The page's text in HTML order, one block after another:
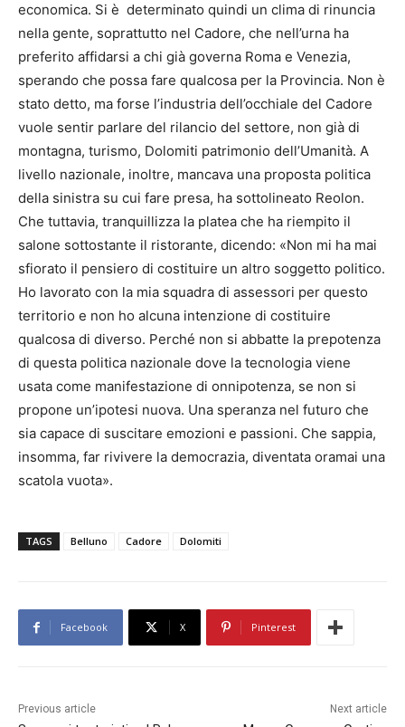
economica. Si è determinato quindi un clima di rinuncia
nella gente, soprattutto nel Cadore, che nell’urna ha
preferito affidarsi a chi già governa Roma e Venezia,
sperando che possa fare qualcosa per la Provincia. Non è
stato detto, ma forse l’industria dell’occhiale del Cadore
vuole sentir parlare del rilancio del settore, non già di
montagna, turismo, Dolomiti patrimonio dell’Umanità. A
livello nazionale, inoltre, mancava una proposta politica
della sinistra su cui fare presa, ha sottolineato Reolon.
Che tuttavia, tranquillizza la platea che ha riempito il
salone sottostante il ristorante, dicendo: «Non mi ha mai
sfiorato il pensiero di costituire un altro soggetto politico.
Ho lavorato con la mia squadra di assessori per questo
territorio e non ho alcuna intenzione di costituire
qualcosa di diverso. Perché non si abbatte la prepotenza
di questa politica nazionale dove la tecnologia viene
usata come manifestazione di onnipotenza, se non si
propone un’ipotesi nuova. Una speranza nel futuro che
sia capace di suscitare emozioni e passioni. Che sappia,
insomma, far rivivere la democrazia, diventata oramai una
scatola vuota».
TAGS Belluno Cadore Dolomiti
Facebook X Pinterest
Previous article Next article